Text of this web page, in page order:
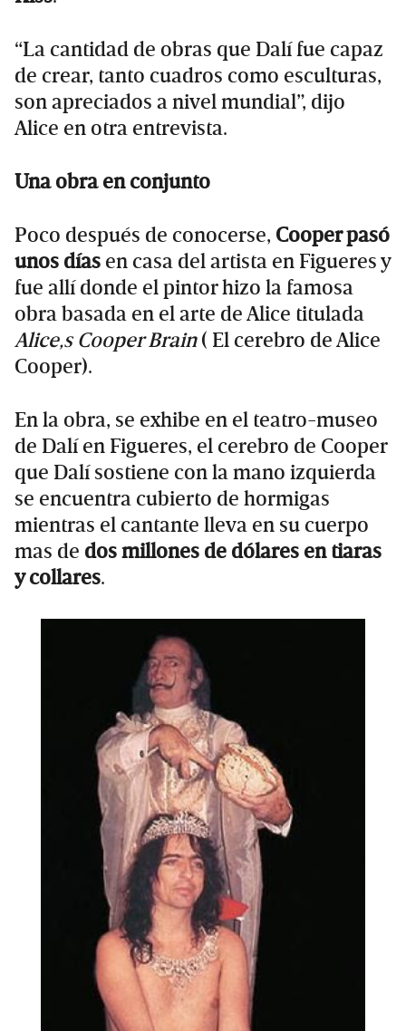
“La cantidad de obras que Dalí fue capaz
de crear, tanto cuadros como esculturas,
son apreciados a nivel mundial”, dijo
Alice en otra entrevista.
Una obra en conjunto
Poco después de conocerse, Cooper pasó
unos días en casa del artista en Figueres y
fue allí donde el pintor hizo la famosa
obra basada en el arte de Alice titulada
Alice,s Cooper Brain( El cerebro de Alice
Cooper).
En la obra, se exhibe en el teatro-museo
de Dalí en Figueres, el cerebro de Cooper
que Dalí sostiene con la mano izquierda
se encuentra cubierto de hormigas
mientras el cantante lleva en su cuerpo
mas de dos millones de dólares en tiaras
y collares.